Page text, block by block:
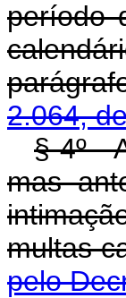
período
2.064,
§ 4º -
mas
pelo